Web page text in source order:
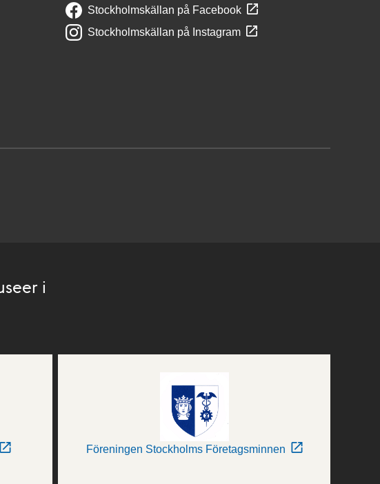
Stockholmskällan på Facebook
Stockholmskällan på Instagram
i
Föreningen Stockholms Företagsminnen